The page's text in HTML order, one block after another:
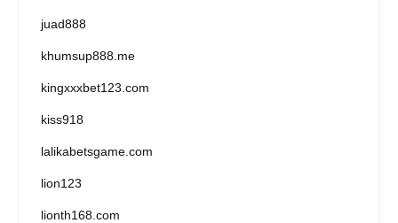
juad888
khumsup888.me
kingxxxbet123.com
kiss918
lalikabetsgame.com
lion123
lionth168.com